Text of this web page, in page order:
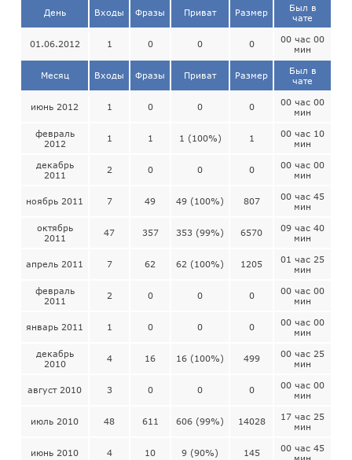
День Входы Фразы Приват Размер
Был в
чате
01.06.2012 1 0 0 0
00 час 00
мин
Месяц Входы Фразы Приват Размер
Был в
чате
июнь 2012 1 0 0 0
00 час 00
мин
февраль
2012
1 1 1 (100%) 1
00 час 10
мин
декабрь
2011
2 0 0 0
00 час 00
мин
ноябрь 2011 7 49 49 (100%) 807
00 час 45
мин
октябрь
2011
47 357 353 (99%) 6570
09 час 40
мин
апрель 2011 7 62 62 (100%) 1205
01 час 25
мин
февраль
2011
2 0 0 0
00 час 00
мин
январь 2011 1 0 0 0
00 час 00
мин
декабрь
2010
4 16 16 (100%) 499
00 час 25
мин
август 2010 3 0 0 0
00 час 00
мин
июль 2010 48 611 606 (99%) 14028
17 час 25
мин
июнь 2010 4 10 9 (90%) 145
00 час 45
мин